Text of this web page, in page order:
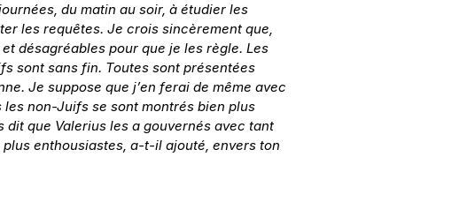
du matin au soir, à étudier les
les requêtes. Je crois sincèrement que,
désagréables pour que je les règle. Les
sont sans fin. Toutes sont présentées
Je suppose que j’en ferai de même avec
non-Juifs se sont montrés bien plus
que Valerius les a gouvernés avec tant
enthousiastes, a-t-il ajouté, envers ton